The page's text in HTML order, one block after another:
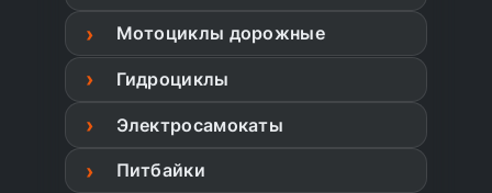
Мотоциклы дорожные
Гидроциклы
Электросамокаты
Питбайки